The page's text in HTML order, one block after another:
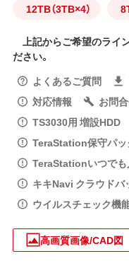
12TB（3TB×4）
上記からご希望のライ
ださい。
よくあるご質問
対応情報
お問
TS3030用 増設HDD
TeraStation保守パッ
TeraStationいつでも
キキNavi クラウドバ
ウイルスチェック機
高画質画像/CAD図